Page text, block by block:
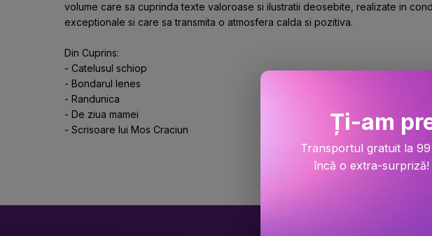
volume care sa cuprinda texte valoroase si ilustratii deosebite, realizate in
exceptionale si care sa transmita o atmosfera calda si pozitiva.
Din Cuprins:
- Catelusul schiop
- Bondarul lenes
- Randunica
- De ziua mamei
- Scrisoare lui Mos Craciun
Ți-am
Transportul gratuit la
încă o extra-surpriză!